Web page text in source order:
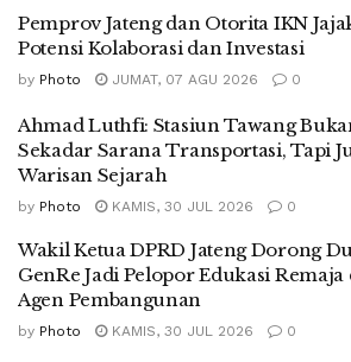
Pemprov Jateng dan Otorita IKN
Potensi Kolaborasi dan Investasi
by Photo JUMAT, 07 AGU 2026 0
Ahmad Luthfi: Stasiun Tawang
Sekadar Sarana Transportasi, Tapi
Warisan Sejarah
by Photo KAMIS, 30 JUL 2026 0
Wakil Ketua DPRD Jateng Dorong
GenRe Jadi Pelopor Edukasi Remaja
Agen Pembangunan
by Photo KAMIS, 30 JUL 2026 0